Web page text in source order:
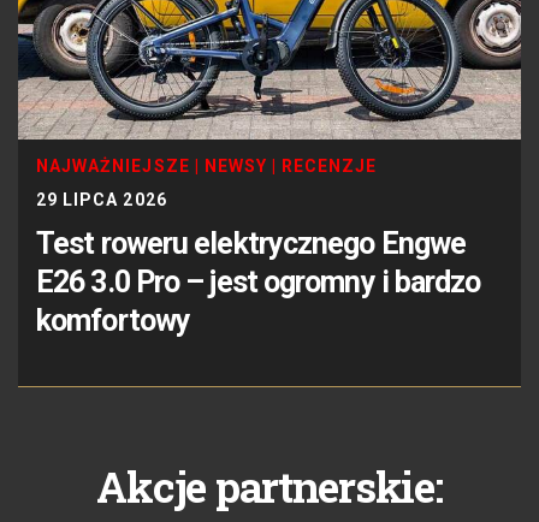
NAJWAŻNIEJSZE NEWSY
RECENZJE
29 LIPCA 2026
Test roweru elektrycznego Engwe
E26 3.0 Pro – jest ogromny i bardzo
komfortowy
Akcje partnerskie: